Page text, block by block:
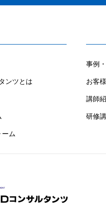
ンツとは
ーム
事例
お客
講師
研修